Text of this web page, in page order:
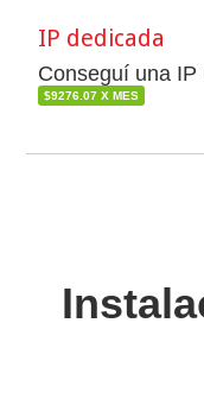
IP dedicada
Conseguí una IP
$9276.07 X MES